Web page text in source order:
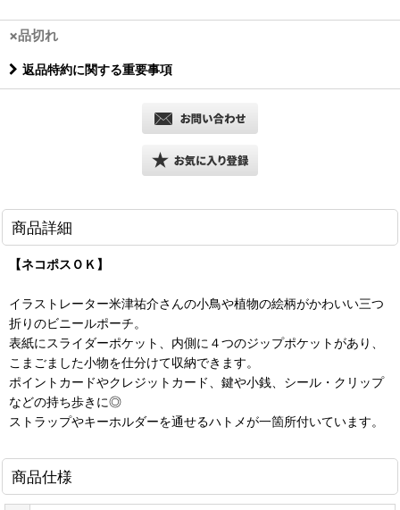
×品切れ
返品特約に関する重要事項
商品詳細
【ネコポスＯＫ】
イラストレーター米津祐介さんの小鳥や植物の絵柄がかわいい三つ
折りのビニールポーチ。
表紙にスライダーポケット、内側に４つのジップポケットがあり、
こまごました小物を仕分けて収納できます。
ポイントカードやクレジットカード、鍵や小銭、シール・クリップ
などの持ち歩きに◎
ストラップやキーホルダーを通せるハトメが一箇所付いています。
商品仕様